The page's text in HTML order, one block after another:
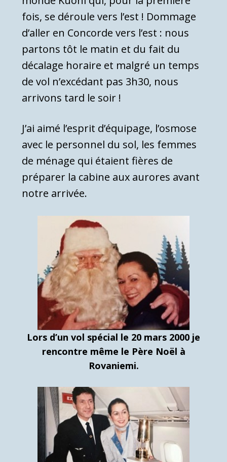
fois, se déroule vers l’est ! Dommage
d’aller en Concorde vers l’est : nous
partons tôt le matin et du fait du
décalage horaire et malgré un temps
de vol n’excédant pas 3h30, nous
arrivons tard le soir !
J’ai aimé l’esprit d’équipage, l’osmose
avec le personnel du sol, les femmes
de ménage qui étaient fières de
préparer la cabine aux aurores avant
notre arrivée.
Lors d’un vol spécial le 20 mars 2000 je
rencontre même le Père Noël à
Rovaniemi.